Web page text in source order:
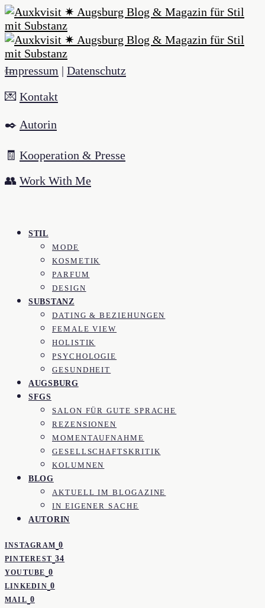
Impressum | Datenschutz
💌 Kontakt
✒️ Autorin
🧾 Kooperation & Presse
👥 Work With Me
STIL
MODE
KOSMETIK
PARFUM
DESIGN
SUBSTANZ
DATING & BEZIEHUNGEN
FEMALE VIEW
HOLISTIK
PSYCHOLOGIE
GESUNDHEIT
AUGSBURG
SFGS
SALON FÜR GUTE SPRACHE
REZENSIONEN
MOMENTAUFNAHME
GESELLSCHAFTSKRITIK
KOLUMNEN
BLOG
AKTUELL IM BLOGAZINE
IN EIGENER SACHE
AUTORIN
INSTAGRAM 0
PINTEREST 34
YOUTUBE 0
LINKEDIN 0
MAIL 0